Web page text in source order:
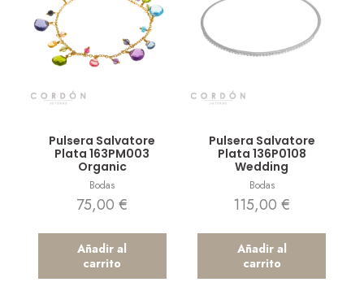
Pulsera Salvatore
Plata 163PM003
Organic
Bodas
75,00€
Añadir al
carrito
Pulsera Salvatore
Plata 136P0108
Wedding
Bodas
115,00€
Añadir al
carrito